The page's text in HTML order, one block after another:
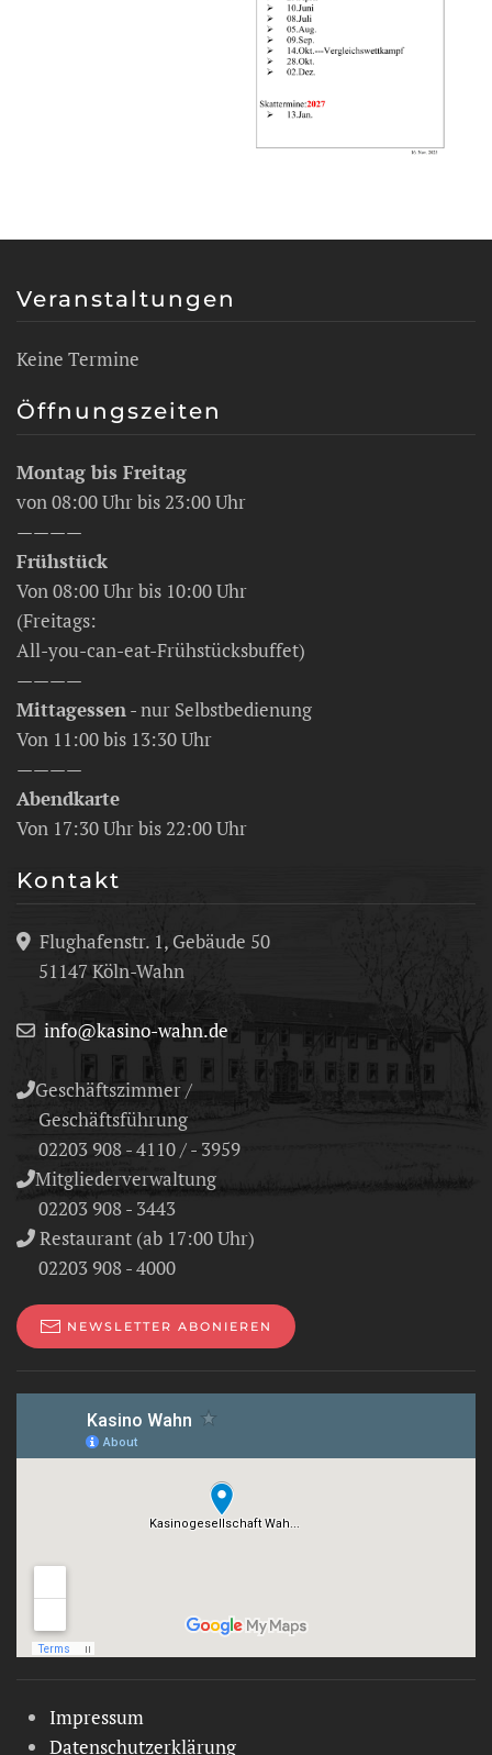
Veranstaltungen
Keine Termine
Öffnungszeiten
Montag bis Freitag
von 08:00 Uhr bis 23:00 Uhr
————
Frühstück
Von 08:00 Uhr bis 10:00 Uhr
(Freitags:
All-you-can-eat-Frühstücksbuffet)
————
Mittagessen- nur Selbstbedienung
Von 11:00 bis 13:30 Uhr
————
Abendkarte
Von 17:30 Uhr bis 22:00 Uhr
Kontakt
Flughafenstr. 1, Gebäude 50
51147 Köln-Wahn
info@kasino-wahn.de
Geschäftszimmer /
Geschäftsführung
02203 908 - 4110 / - 3959
Mitgliederverwaltung
02203 908 - 3443
Restaurant (ab 17:00 Uhr)
02203 908 - 4000
NEWSLETTER ABONIEREN
Impressum
Datenschutzerklärung